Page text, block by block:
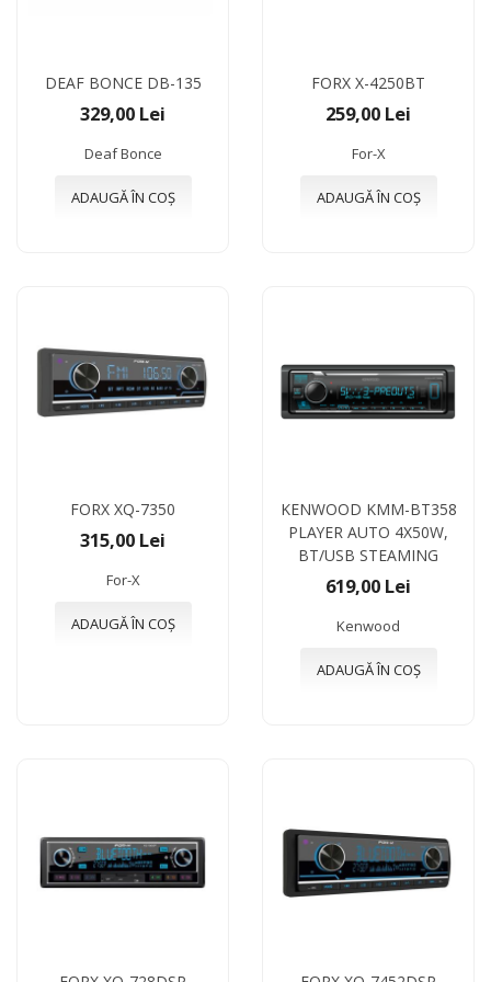
DEAF BONCE DB-135
329,00 Lei
Deaf Bonce
ADAUGĂ ÎN COȘ
FORX X-4250BT
259,00 Lei
For-X
ADAUGĂ ÎN COȘ
FORX XQ-7350
315,00 Lei
For-X
ADAUGĂ ÎN COȘ
KENWOOD KMM-BT358
PLAYER AUTO 4X50W,
BT/USB STEAMING
619,00 Lei
Kenwood
ADAUGĂ ÎN COȘ